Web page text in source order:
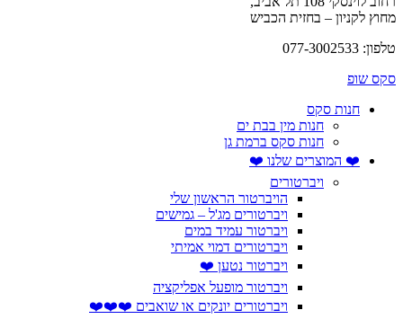
מחוץ לקניון – בחזית הכביש
טלפון: 077-3002533
סקס שופ
חנות סקס
חנות מין בבת ים
חנות סקס ברמת גן
❤️ המוצרים שלנו ❤️
ויברטורים
הויברטור הראשון שלי
ויברטורים מג'ל – גמישים
ויברטור עמיד במים
ויברטורים דמוי אמיתי
ויברטור נטען ❤️
ויברטור מופעל אפליקציה
ויברטורים יונקים או שואבים ❤️❤️❤️